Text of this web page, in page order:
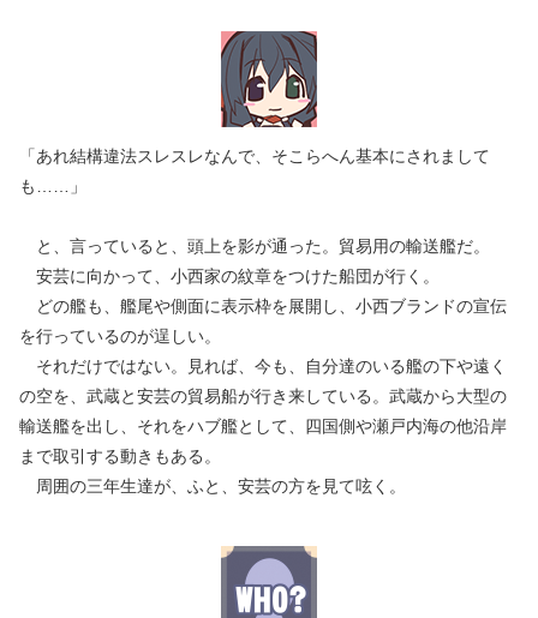
「あれ結構違法スレスレなんで、そこらへん基本にされまして
も……」
と、言っていると、頭上を影が通った。貿易用の輸送艦だ。
安芸に向かって、小西家の紋章をつけた船団が行く。
どの艦も、艦尾や側面に表示枠を展開し、小西ブランドの宣伝
を行っているのが逞しい。
それだけではない。見れば、今も、自分達のいる艦の下や遠く
の空を、武蔵と安芸の貿易船が行き来している。武蔵から大型の
輸送艦を出し、それをハブ艦として、四国側や瀬戸内海の他沿岸
まで取引する動きもある。
周囲の三年生達が、ふと、安芸の方を見て呟く。